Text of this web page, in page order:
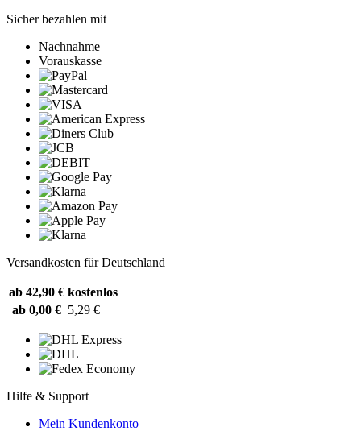
Sicher bezahlen mit
Nachnahme
Vorauskasse
Versandkosten für Deutschland
ab 42,90 € kostenlos
ab 0,00 € 5,29 €
Hilfe & Support
Mein Kundenkonto